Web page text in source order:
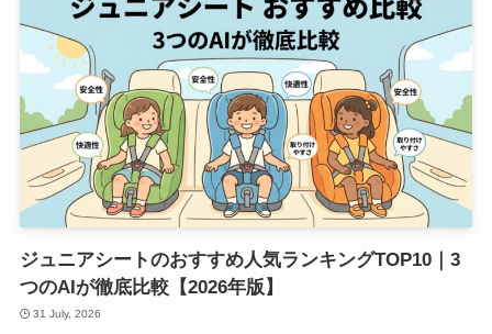
ジュニアシートのおすすめ人気ランキングTOP10｜3
つのAIが徹底比較【2026年版】
31 July, 2026